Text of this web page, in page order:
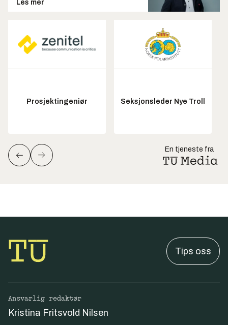
Les mer
Prosjektingeniør Seksjonsleder Nye Troll
En tjeneste fra
Tips oss
Ansvarlig redaktør
Kristina Fritsvold Nilsen